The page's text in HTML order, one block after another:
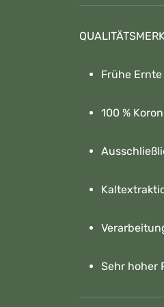
Frühe
100 %
Sehr hoher